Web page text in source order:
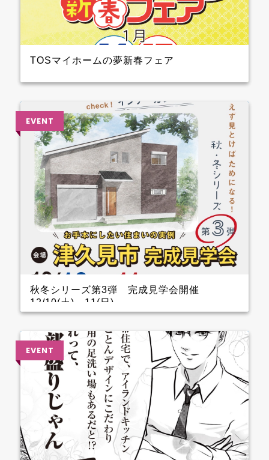
TOSマイホームの夢新春フェア
ホーム も参加しますよ 3階大ホール№8のブースでプ
レゼントを準備して待ってます～ ぜひ、お越しくださ
い♪♪
秋冬シリーズ第3弾 完成見学会開催
12/10(土)～11(日)
インナーガレージがある家 完成見学会のお知らせ
クレバリーホーム完成見学会！ 12月10日(土)11日
(日) ■会場：大分県津久見市 ご予約いただいた方に
は、現地地図をメールまたは郵送いたします。 ▼ ご
来場で人気のＬOGOSグッズをプレゼント！ ファイナ
ンスシャルプランナーによる資金計画のご相談も実
施。 お手本どころ！！ 玄関 玄関を上がってすぐのと
ころに手洗器を設置しているので、とても衛生的。 1.5
帖あるSCLは三輪車やベビーカーなどおける広さなの
でファミリー層に嬉しいです。 キッチン キッチン背
面のカップボードの横に造作カウンターを設けている